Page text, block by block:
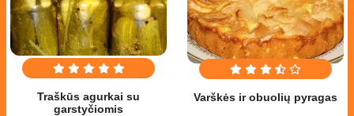
Traškūs agurkai su
garstyčiomis
Varškės ir obuolių pyragas